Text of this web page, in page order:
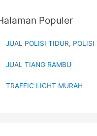
Populer
JUAL POLISI TIDUR, POLISI
JUAL TIANG RAMBU
TRAFFIC LIGHT MURAH